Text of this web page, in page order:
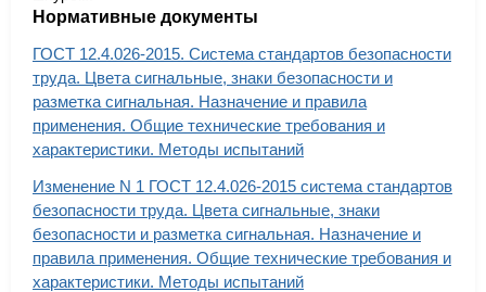
Нормативные документы
ГОСТ 12.4.026-2015. Система стандартов безопасности
труда. Цвета сигнальные, знаки безопасности и
разметка сигнальная. Назначение и правила
применения. Общие технические требования и
характеристики. Методы испытаний
Изменение N 1 ГОСТ 12.4.026-2015 система стандартов
безопасности труда. Цвета сигнальные, знаки
безопасности и разметка сигнальная. Назначение и
правила применения. Общие технические требования и
характеристики. Методы испытаний